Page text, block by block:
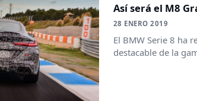
Así será el M8
28 ENERO 2019
El BMW Serie 8 ha
destacable de la